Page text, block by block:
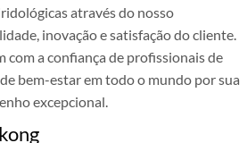
através do nosso
inovação e satisfação do cliente.
com a confiança de profissionais de
bem-estar em todo o mundo por sua
excepcional.